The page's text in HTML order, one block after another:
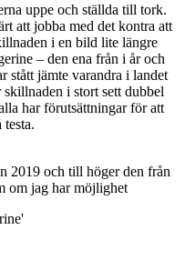
uppe och ställda till tork.
att jobba med det kontra att
i en bild lite längre
– den ena från i år och
stått jämte varandra i landet
i stort sett dubbel
har förutsättningar för att
2019 och till höger den från
om jag har möjlighet